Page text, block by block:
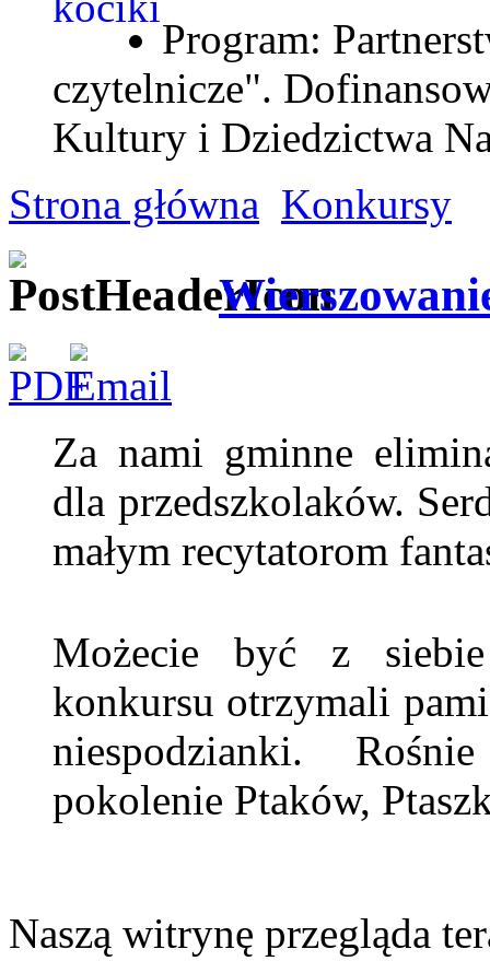
Program:
czytelnicze".
Kultury i Dziedzictwa
Strona główna Konkursy
Za nami gminne
dla przedszkolaków.
małym recytatorom
Możecie być z
konkursu otrzymali
niespodzianki.
pokolenie Ptaków,
Naszą witrynę przegląda